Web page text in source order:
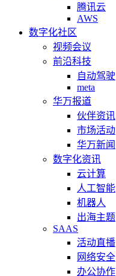
腾讯云
AWS
数字化社区
视频会议
前沿科技
自动驾驶
meta
华万报道
伙伴资讯
市场活动
华万新闻
数字化资讯
云计算
人工智能
机器人
出海主题
SAAS
活动直播
网络安全
办公协作